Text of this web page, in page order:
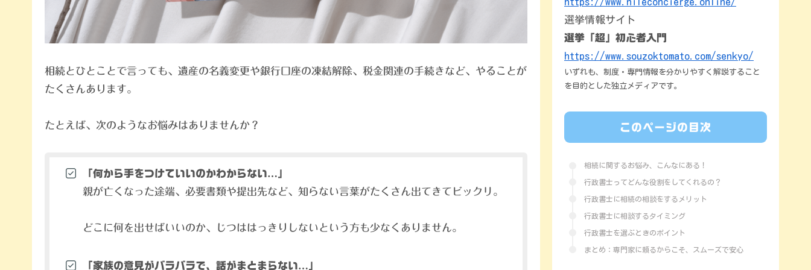
相続とひとことで言っても、遺産の名義変更や銀行口座の凍結解除、税金関連の手続きなど、やることが
たくさんあります。
たとえば、次のようなお悩みはありませんか？
「何から手をつけていいのかわからない…」
親が亡くなった途端、必要書類や提出先など、知らない言葉がたくさん出てきてビックリ。
どこに何を出せばいいのか、じつははっきりしないという方も少なくありません。
「家族の意見がバラバラで、話がまとまらない…」
選挙情報サイト
選挙「超」初心者入門
https://www.souzoktomato.com/senkyo/
いずれも、制度・専門情報を分かりやすく解説すること
を目的とした独立メディアです。
このページの目次
相続に関するお悩み、こんなにある！
行政書士ってどんな役割をしてくれるの？
行政書士に相続の相談をするメリット
行政書士に相談するタイミング
行政書士を選ぶときのポイント
まとめ：専門家に頼るからこそ、スムーズで安心